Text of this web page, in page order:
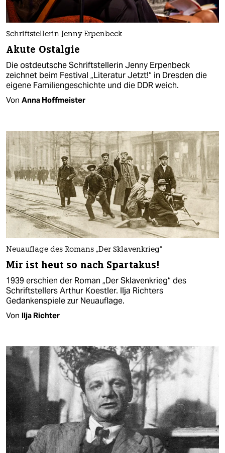
Schriftstellerin Jenny Erpenbeck
Akute Ostalgie
Die ostdeutsche Schriftstellerin Jenny Erpenbeck
zeichnet beim Festival „Literatur Jetzt!“ in Dresden die
eigene Familiengeschichte und die DDR weich.
Von Anna Hoffmeister
Neuauflage des Romans „Der Sklavenkrieg“
Mir ist heut so nach Spartakus!
1939 erschien der Roman „Der Sklavenkrieg“ des
Schriftstellers Arthur Koestler. Ilja Richters
Gedankenspiele zur Neuauflage.
Von Ilja Richter